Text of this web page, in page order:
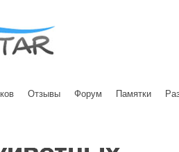
Отзывы Форум Памятки